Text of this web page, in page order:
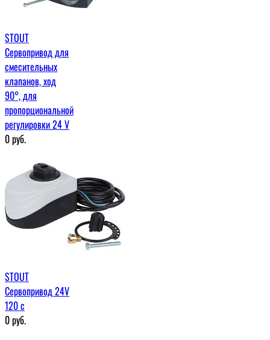
STOUT
Сервопривод для
смесительных
клапанов, ход
90°, для
пропорциональной
регулировки 24 V
0руб.
STOUT
Сервопривод 24V
120 с
0руб.